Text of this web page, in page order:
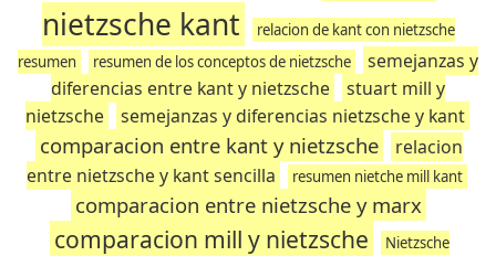
nietzsche kant
relacion de kant con nietzsche
resumen
resumen de los conceptos de nietzsche
semejanzas y
diferencias entre kant y nietzsche
stuart mill y
nietzsche
semejanzas y diferencias nietzsche y kant
comparacion entre kant y nietzsche
relacion
entre nietzsche y kant sencilla
resumen nietche mill kant
comparacion entre nietzsche y marx
comparacion mill y nietzsche
Nietzsche